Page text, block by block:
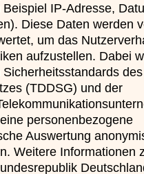
IP-Adresse,
Diese Daten werden
um das
aufzustellen. Dabei
des
(TDDSG) und der
personenbezogene
Auswertung
Weitere Informationen